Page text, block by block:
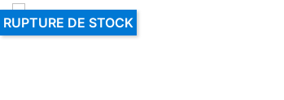
RUPTURE DE STOCK